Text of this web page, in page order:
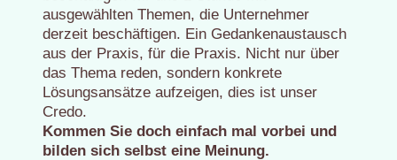
ausgewählten Themen, die Unternehmer
derzeit beschäftigen. Ein Gedankenaustausch
aus der Praxis, für die Praxis. Nicht nur über
das Thema reden, sondern konkrete
Lösungsansätze aufzeigen, dies ist unser
Credo.
Kommen Sie doch einfach mal vorbei und
bilden sich selbst eine Meinung.